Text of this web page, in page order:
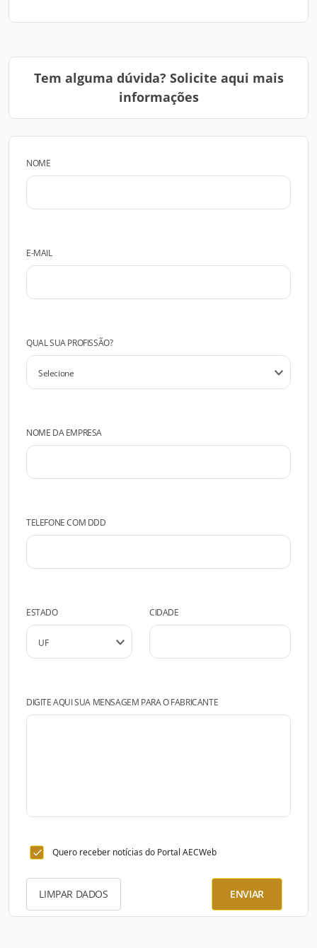
Tem alguma dúvida? Solicite aqui mais
informações
NOME
E-MAIL
QUAL SUA PROFISSÃO?
NOME DA EMPRESA
TELEFONE COM DDD
ESTADO CIDADE
DIGITE AQUI SUA MENSAGEM PARA O FABRICANTE
Quero receber notícias do Portal AECWeb
LIMPAR DADOS ENVIAR